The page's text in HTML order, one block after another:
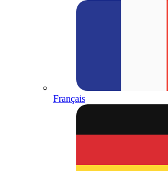
Français